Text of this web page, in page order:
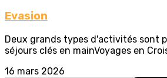
Evasion
Deux grands types d'activités sont
séjours clés en mainVoyages en
16 mars 2026